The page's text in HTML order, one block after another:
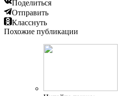
Поделиться
Отправить
Класснуть
Похожие публикации